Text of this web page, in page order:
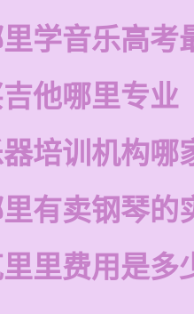
学音乐高考
他哪里专业
培训机构哪
有卖钢琴的
里费用是多